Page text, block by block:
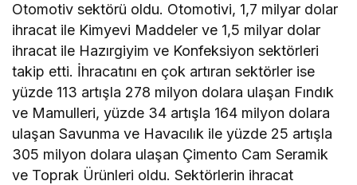
Otomotiv sektörü oldu. Otomotivi, 1,7 milyar dolar
ihracat ile Kimyevi Maddeler ve 1,5 milyar dolar
ihracat ile Hazırgiyim ve Konfeksiyon sektörleri
takip etti. İhracatını en çok artıran sektörler ise
yüzde 113 artışla 278 milyon dolara ulaşan Fındık
ve Mamulleri, yüzde 34 artışla 164 milyon dolara
ulaşan Savunma ve Havacılık ile yüzde 25 artışla
305 milyon dolara ulaşan Çimento Cam Seramik
ve Toprak Ürünleri oldu. Sektörlerin ihracat